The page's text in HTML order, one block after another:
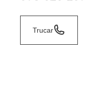
Trucar